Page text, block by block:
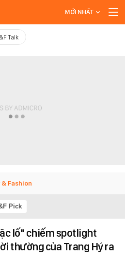
MỚI NHẤT
Talk
Fashion
Pick
lố" chiếm spotlight
thường của Trang Hý ra